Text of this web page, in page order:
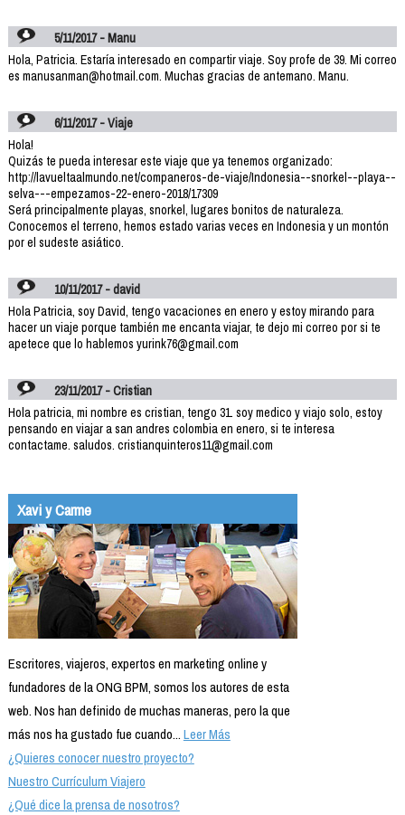
5/11/2017 - Manu
Hola, Patricia. Estaría interesado en compartir viaje. Soy profe de 39. Mi correo
es manusanman@hotmail.com. Muchas gracias de antemano. Manu.
6/11/2017 - Viaje
Hola!
Quizás te pueda interesar este viaje que ya tenemos organizado:
http://lavueltaalmundo.net/companeros-de-viaje/Indonesia--snorkel--playa--
selva---empezamos-22-enero-2018/17309
Será principalmente playas, snorkel, lugares bonitos de naturaleza.
Conocemos el terreno, hemos estado varias veces en Indonesia y un montón
por el sudeste asiático.
10/11/2017 - david
Hola Patricia, soy David, tengo vacaciones en enero y estoy mirando para
hacer un viaje porque también me encanta viajar, te dejo mi correo por si te
apetece que lo hablemos yurink76@gmail.com
23/11/2017 - Cristian
Hola patricia, mi nombre es cristian, tengo 31. soy medico y viajo solo, estoy
pensando en viajar a san andres colombia en enero, si te interesa
contactame. saludos. cristianquinteros11@gmail.com
Xavi y Carme
Escritores, viajeros, expertos en marketing online y
fundadores de la ONG BPM, somos los autores de esta
web. Nos han definido de muchas maneras, pero la que
más nos ha gustado fue cuando...Leer Más
¿Quieres conocer nuestro proyecto?
Nuestro Currículum Viajero
¿Qué dice la prensa de nosotros?